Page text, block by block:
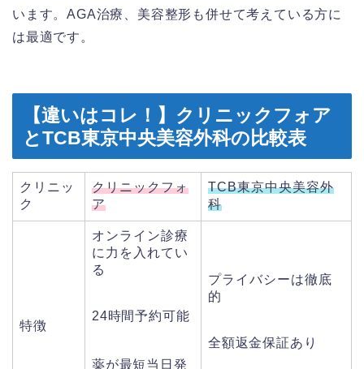
います。AGA治療、美容整形も併せて考えている方に
は最適です。
【違いはコレ！】クリニックフォア
とTCB東京中央美容外科の比較表
クリニッ
ク
クリニックフォ
ア
TCB東京中央美容外
科
特徴
オンライン診療
に力を入れてい
る
24時間予約可能
薬が最短当日発
プライバシーは徹底
的
全額返金保証あり